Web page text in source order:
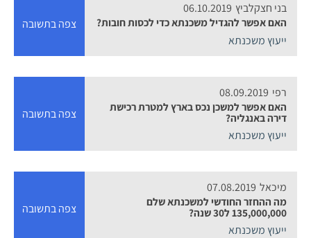
בני חצקלביץ 06.10.2019
האם אפשר להגדיל משכנתא כדי לכסות חובות?
ייעוץ משכנתא
צפה בתשובה
רפי 08.09.2019
האם אפשר למשכן נכס בארץ למטרת רכישת
דירה באנגליה?
ייעוץ משכנתא
צפה בתשובה
מיכאל 07.08.2019
מה ההחזר החודשי למשכנתא שלם
135,000,000 ל30 שנה?
ייעוץ משכנתא
צפה בתשובה